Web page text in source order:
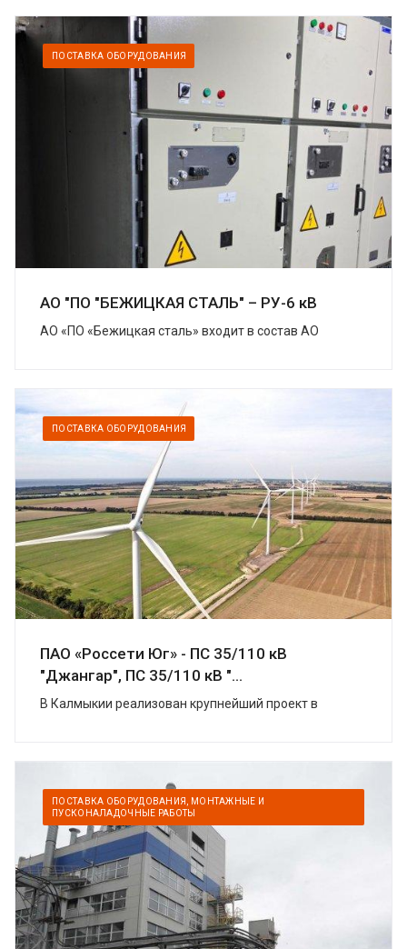
ПОСТАВКА ОБОРУДОВАНИЯ
АО "ПО "БЕЖИЦКАЯ СТАЛЬ" – РУ-6 кВ
АО «ПО «Бежицкая сталь» входит в состав АО
ПОСТАВКА ОБОРУДОВАНИЯ
ПАО «Россети Юг» - ПС 35/110 кВ
"Джангар", ПС 35/110 кВ "...
В Калмыкии реализован крупнейший проект в
построили в Цел...
ПОСТАВКА ОБОРУДОВАНИЯ, МОНТАЖНЫЕ И
ПУСКОНАЛАДОЧНЫЕ РАБОТЫ